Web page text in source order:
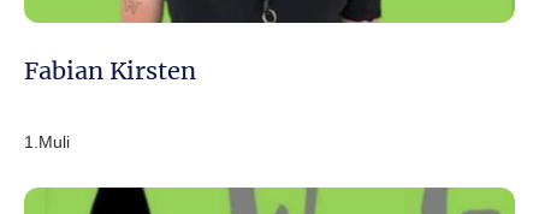
Fabian Kirsten
1.Muli